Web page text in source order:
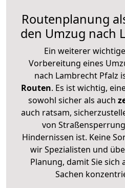
Routenplanung
den Umzug nach
Ein weiterer
Vorbereitung eines
nach Lambrecht Pfalz
Routen. Es ist wichtig,
sowohl sicher als auch
auch ratsam,
von
Hindernissen ist. Keine
wir Spezialisten und
Planung, damit Sie
Sachen